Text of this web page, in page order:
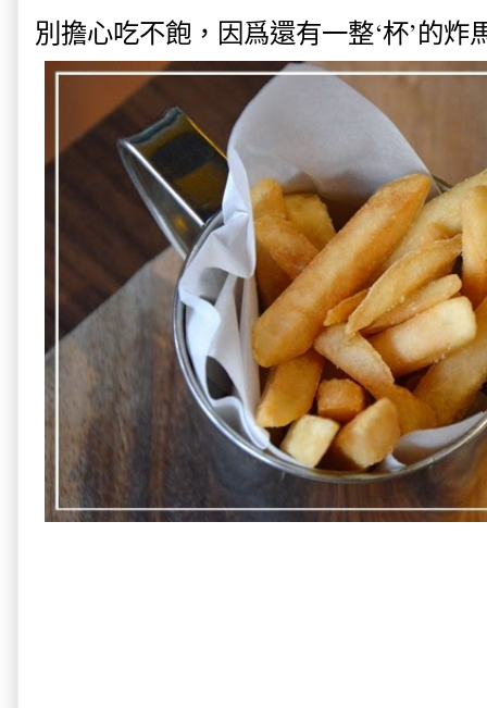
別擔心吃不飽，因爲還有一整‘杯’的炸